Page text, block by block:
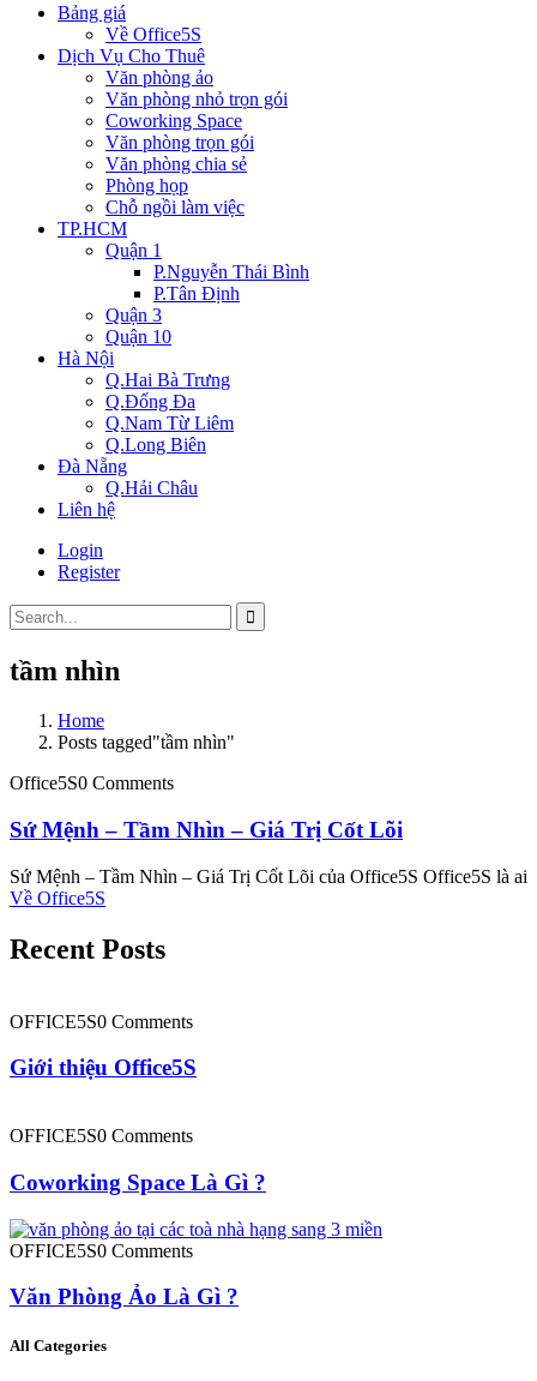
Bảng giá
Về Office5S
Dịch Vụ Cho Thuê
Văn phòng ảo
Văn phòng nhỏ trọn gói
Coworking Space
Văn phòng trọn gói
Văn phòng chia sẻ
Phòng họp
Chỗ ngồi làm việc
TP.HCM
Quận 1
P.Nguyễn Thái Bình
P.Tân Định
Quận 3
Quận 10
Hà Nội
Q.Hai Bà Trưng
Q.Đống Đa
Q.Nam Từ Liêm
Q.Long Biên
Đà Nẵng
Q.Hải Châu
Liên hệ
Login
Register
tầm nhìn
Home
Posts tagged"tầm nhìn"
Office5S0 Comments
Sứ Mệnh – Tầm Nhìn – Giá Trị Cốt Lõi
Sứ Mệnh – Tầm Nhìn – Giá Trị Cốt Lõi của Office5S Office5S là ai
Về Office5S
Recent Posts
OFFICE5S0 Comments
Giới thiệu Office5S
OFFICE5S0 Comments
Coworking Space Là Gì ?
OFFICE5S0 Comments
Văn Phòng Ảo Là Gì ?
All Categories